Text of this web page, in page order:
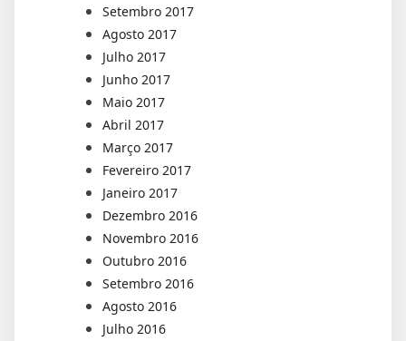
Setembro 2017
Agosto 2017
Julho 2017
Junho 2017
Maio 2017
Abril 2017
Março 2017
Fevereiro 2017
Janeiro 2017
Dezembro 2016
Novembro 2016
Outubro 2016
Setembro 2016
Agosto 2016
Julho 2016